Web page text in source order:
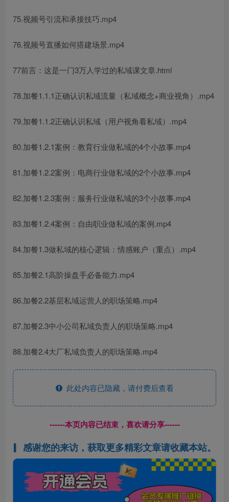
75.视频号引流和承接技巧.mp4
76.视频号直播如何搭建场景.mp4
77前言：这是一门3万人学过的私域课文章.html
78.加餐1.1.1正确认识私域流量（私域概念+商业视角）.mp4
79.加餐1.1.2正确认识私域（用户视角看私域）.mp4
80.加餐1.2.1案例：教育行业做私域的4个小故事.mp4
81.加餐1.2.2案例：电商行业做私域的2个小故事.mp4
82.加餐1.2.3案例：服务行业做私域的3个小故事.mp4
83.加餐1.2.4案例：自由职业做私域的案例.mp4
84.加餐1.3做私域的核心逻辑：情感账户（重点）.mp4
85.加餐2.1高阶操盘手必备能力.mp4
86.加餐2.2基层私域运营人的职场策略.mp4
87.加餐2.3中小公司私域负责人的职场策略.mp4
88.加餐2.4大厂私域负责人的职场策略.mp4
此处内容已隐藏，请付费后查看
------本页内容已结束，喜欢请分享------
感谢您的来访，获取更多精彩文章请收藏本站。